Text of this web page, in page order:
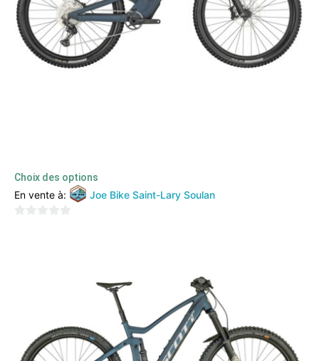
Choix des options
En vente à: Joe Bike Saint-Lary Soulan